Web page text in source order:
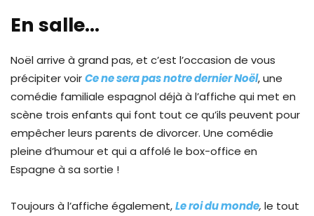
En salle…
Noël arrive à grand pas, et c’est l’occasion de vous
précipiter voirCe ne sera pas notre dernier Noël, une
comédie familiale espagnol déjà à l’affiche qui met en
scène trois enfants qui font tout ce qu’ils peuvent pour
empêcher leurs parents de divorcer. Une comédie
pleine d’humour et qui a affolé le box-office en
Espagne à sa sortie !
Toujours à l’affiche également,Le roi du monde, le tout